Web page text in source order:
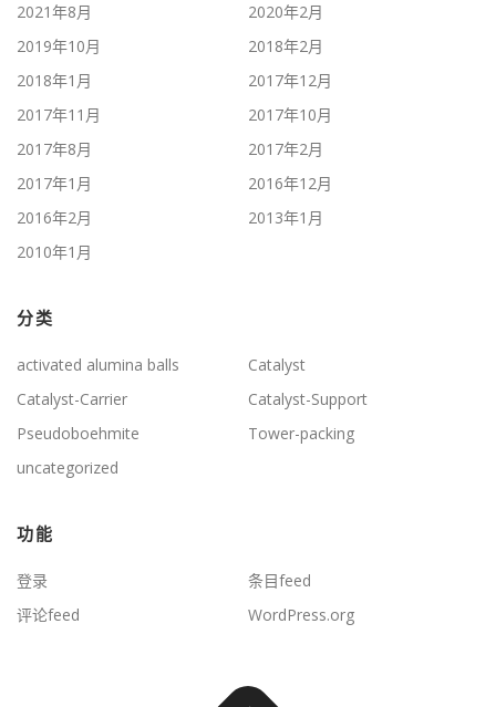
2021年8月
2020年2月
2019年10月
2018年2月
2018年1月
2017年12月
2017年11月
2017年10月
2017年8月
2017年2月
2017年1月
2016年12月
2016年2月
2013年1月
2010年1月
分类
activated alumina balls
Catalyst
Catalyst-Carrier
Catalyst-Support
Pseudoboehmite
Tower-packing
uncategorized
功能
登录
条目feed
评论feed
WordPress.org